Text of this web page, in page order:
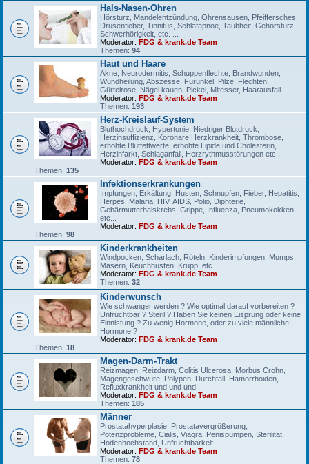
Hals-Nasen-Ohren
Hörsturz, Mandelentzündung, Ohrensausen, Pfeiffersches
Drüsenfieber, Tinnitus, Schlafapnoe, Taubheit, Gehörsturz,
Schwerhörigkeit, etc. ...
Moderator: FDG & krank.de Team
Themen: 94
Haut und Haare
Akne, Neurodermitis, Schuppenflechte, Brandwunden,
Wundheilung, Abszesse, Furunkel, Pilze, Flechten,
Gürtelrose, Nägel kauen, Pickel, Mitesser, Haarausfall
Moderator: FDG & krank.de Team
Themen: 193
Herz-Kreislauf-System
Bluthochdruck, Hypertonie, Niedriger Blutdruck,
Herzinsuffizienz, Koronare Herzkrankheit, Thrombose,
erhöhte Blutfettwerte, erhöhte Lipide und Cholesterin,
Herzinfarkt, Schlaganfall, Herzrythmusstörungen etc...
Moderator: FDG & krank.de Team
Themen: 135
Infektionserkrankungen
Impfungen, Erkältung, Husten, Schnupfen, Fieber, Hepatitis,
Herpes, Malaria, HIV, AIDS, Polio, Diphterie,
Gebärmutterhalskrebs, Grippe, Influenza, Pneumokokken,
etc...
Moderator: FDG & krank.de Team
Themen: 98
Kinderkrankheiten
Windpocken, Scharlach, Röteln, Kinderimpfungen, Mumps,
Masern, Keuchhusten, Krupp, etc. ...
Moderator: FDG & krank.de Team
Themen: 32
Kinderwunsch
Wie schwanger werden ? Wie optimal darauf vorbereiten ?
Unfruchtbar ? Steril ? Haben Sie keinen Eisprung oder keine
Einnistung ? Zu wenig Hormone, oder zu viele männliche
Hormone ?
Moderator: FDG & krank.de Team
Themen: 18
Magen-Darm-Trakt
Reizmagen, Reizdarm, Colitis Ulcerosa, Morbus Crohn,
Magengeschwüre, Polypen, Durchfall, Hämorrhoiden,
Refluxkrankheit und und und...
Moderator: FDG & krank.de Team
Themen: 185
Männer
Prostatahyperplasie, Prostatavergrößerung,
Potenzprobleme, Cialis, Viagra, Penispumpen, Sterilität,
Hodenhochstand, Unfruchtbarkeit
Moderator: FDG & krank.de Team
Themen: 78